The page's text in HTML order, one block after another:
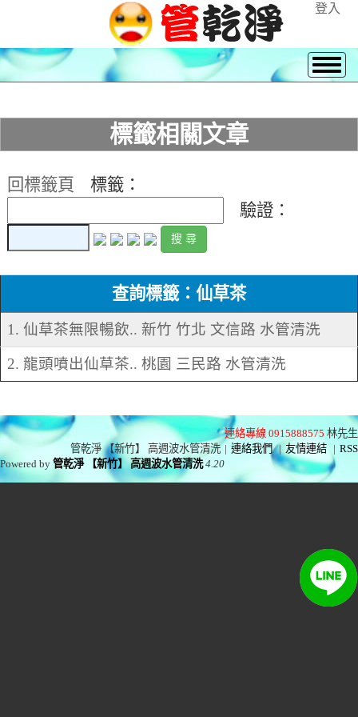
登入
標籤相關文章
回標籤頁
標籤：
驗證：
查詢標籤：仙草茶
1. 仙草茶無限暢飲.. 新竹 竹北 文信路 水管清洗
2. 龍頭噴出仙草茶.. 桃園 三民路 水管清洗
連絡專線 0915888575 林先生
管乾淨 【新竹】 高週波水管清洗 | 連絡我們 | 友情連結 | RSS
Powered by管乾淨 【新竹】 高週波水管清洗 4.20